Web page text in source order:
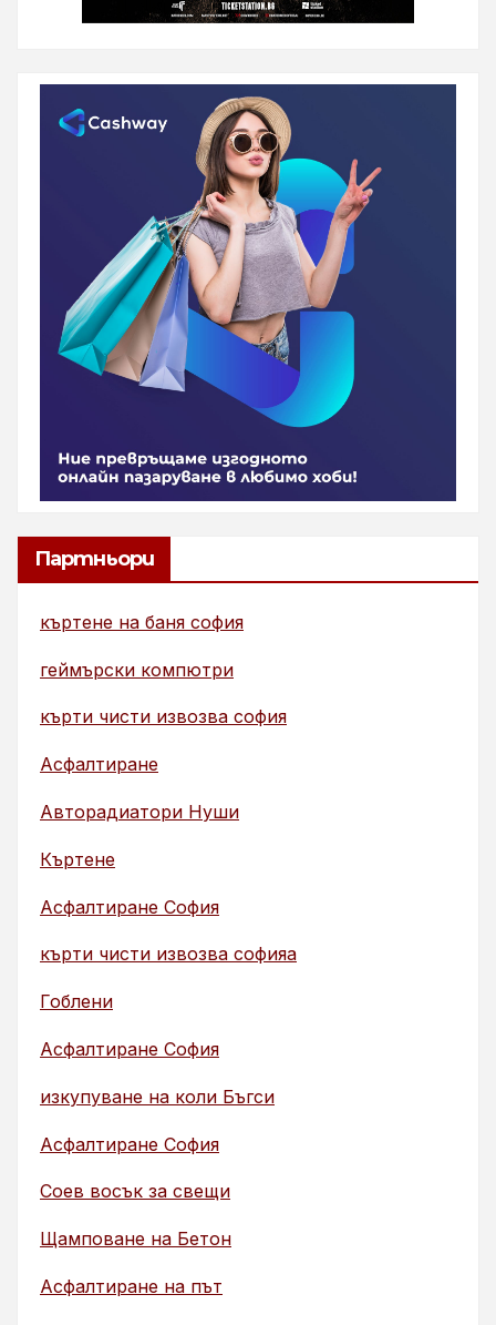
Партньори
къртене на баня софия
геймърски компютри
кърти чисти извозва софия
Асфалтиране
Авторадиатори Нуши
Къртене
Асфалтиране София
кърти чисти извозва софияа
Гоблени
Асфалтиране София
изкупуване на коли Бъгси
Асфалтиране София
Соев восък за свещи
Щамповане на Бетон
Асфалтиране на път